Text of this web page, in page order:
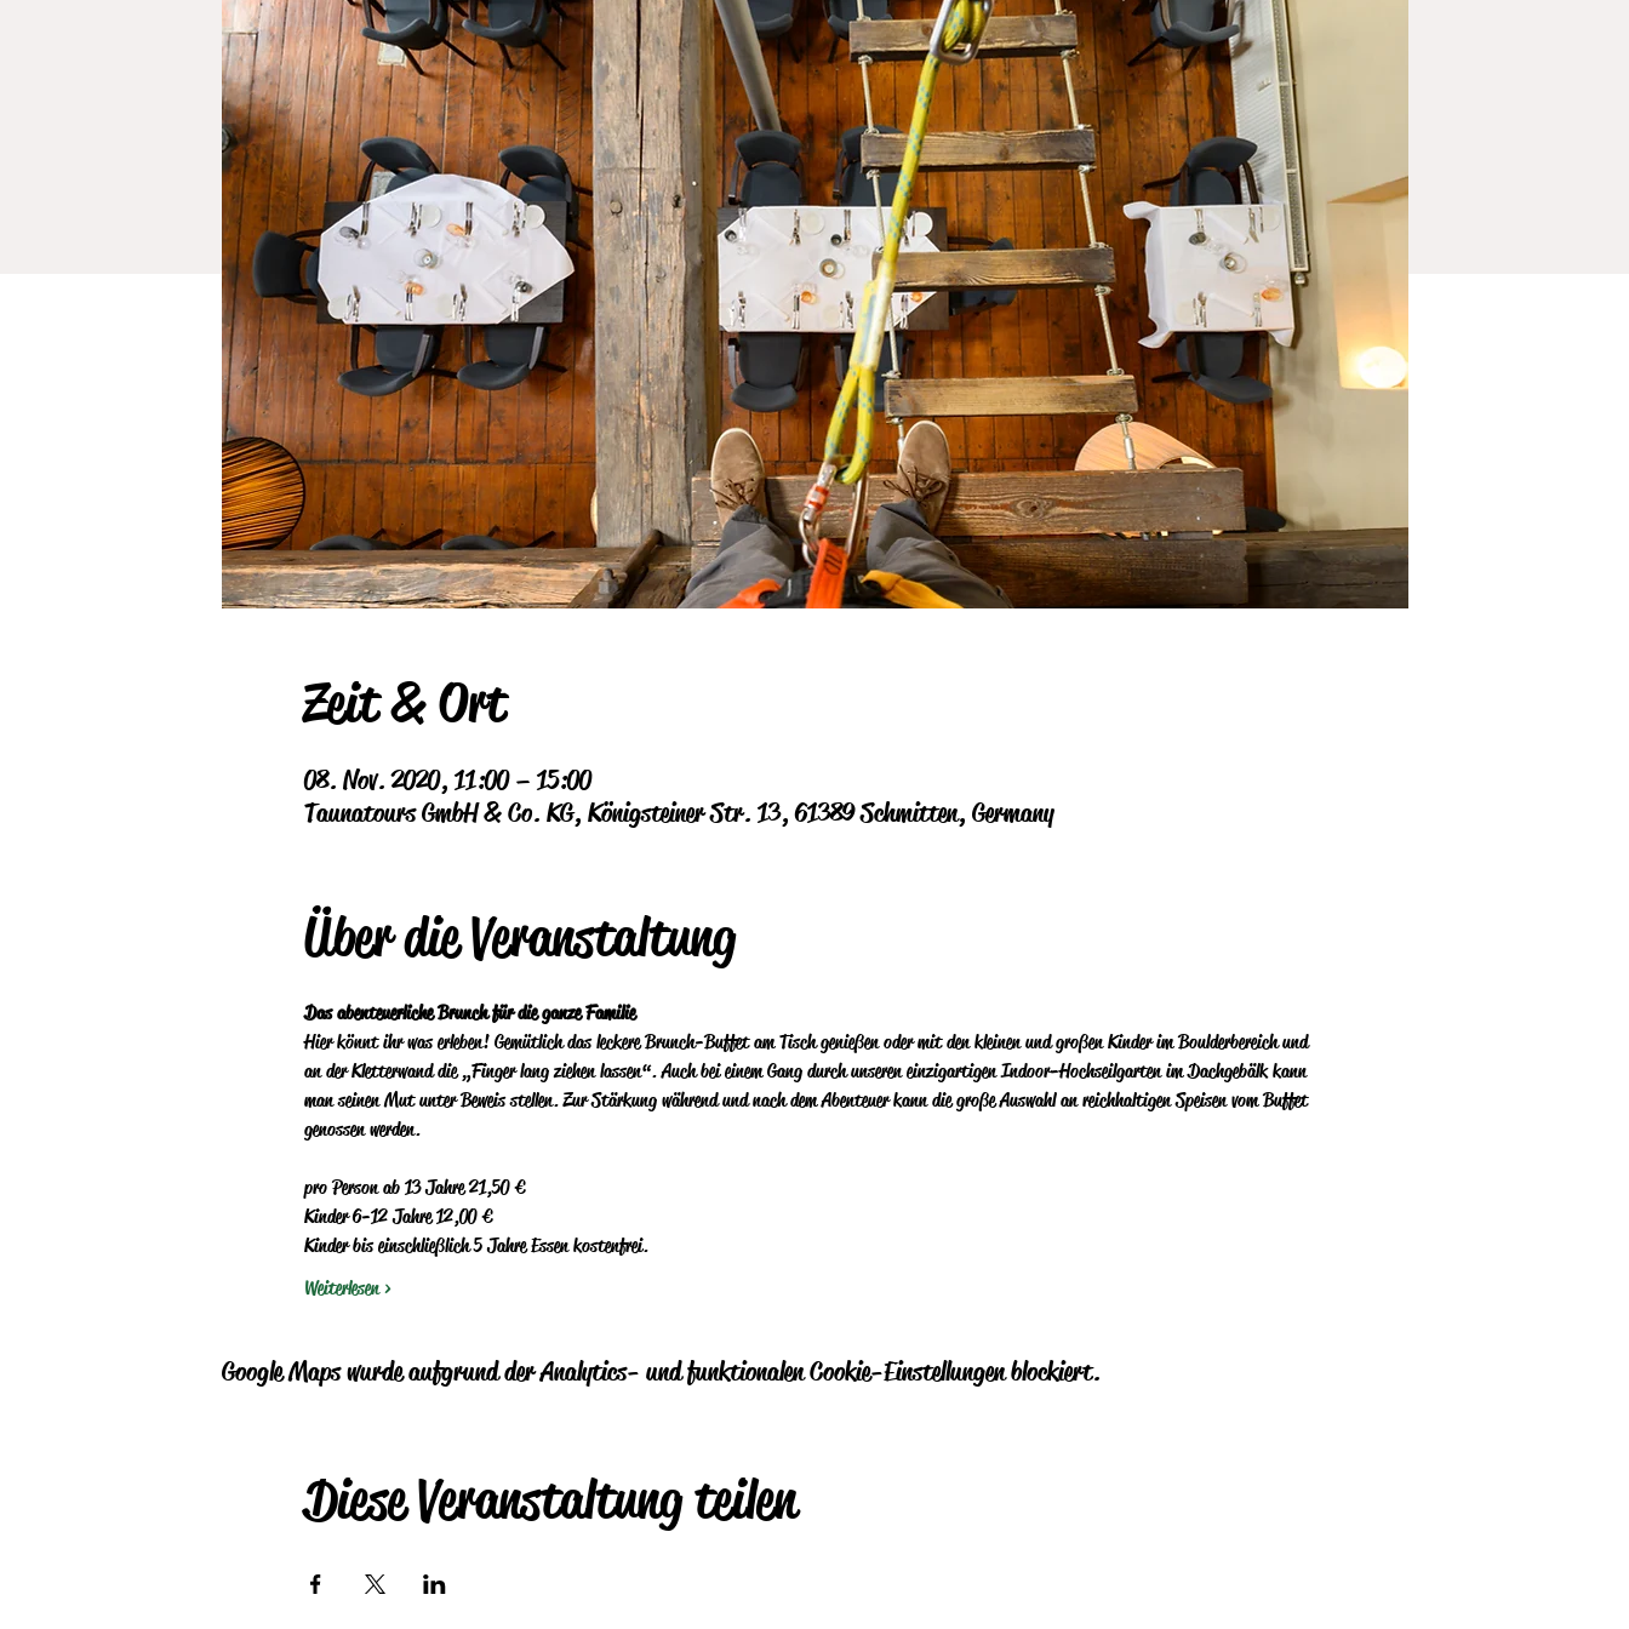
Zeit & Ort
08. Nov. 2020, 11:00 – 15:00
Taunatours GmbH & Co. KG, Königsteiner Str. 13, 61389 Schmitten, Germany
Über die Veranstaltung
Das abenteuerliche Brunch für die ganze Familie
Hier könnt ihr was erleben! Gemütlich das leckere Brunch-Buffet am Tisch genießen oder mit den kleinen und großen Kinder im Boulderbereich und
an der Kletterwand die „Finger lang ziehen lassen“. Auch bei einem Gang durch unseren einzigartigen Indoor-Hochseilgarten im Dachgebälk kann
man seinen Mut unter Beweis stellen. Zur Stärkung während und nach dem Abenteuer kann die große Auswahl an reichhaltigen Speisen vom Buffet
genossen werden.
pro Person ab 13 Jahre 21,50 €
Kinder 6-12 Jahre 12,00 €
Kinder bis einschließlich 5 Jahre Essen kostenfrei.
Weiterlesen >
Google Maps wurde aufgrund der Analytics- und funktionalen Cookie-Einstellungen blockiert.
Diese Veranstaltung teilen